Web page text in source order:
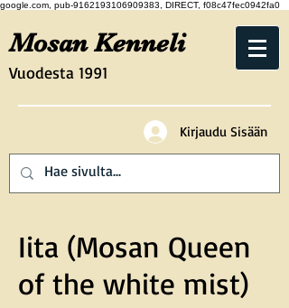
google.com, pub-9162193106909383, DIRECT, f08c47fec0942fa0
Vuodesta 1991
Mosan Kenneli
Kirjaudu Sisään
Iita (Mosan Queen
of the white mist)